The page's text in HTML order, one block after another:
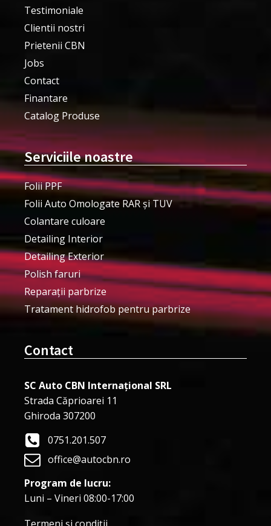
Testimoniale
Clientii nostri
Prietenii CBN
Jobs
Contact
Finantare
Catalog Produse
Serviciile noastre
Folii PPF
Folii Auto Omologate RAR și TUV
Colantare culoare
Detailing Interior
Detailing Exterior
Polish faruri
Reparații parbrize
Tratament hidrofob pentru parbrize
Contact
SC Auto CBN Internațional SRL
Strada Căprioarei 11
Ghiroda 307200
0751.201.507
office@autocbn.ro
Program de lucru:
Luni – Vineri 08:00-17:00